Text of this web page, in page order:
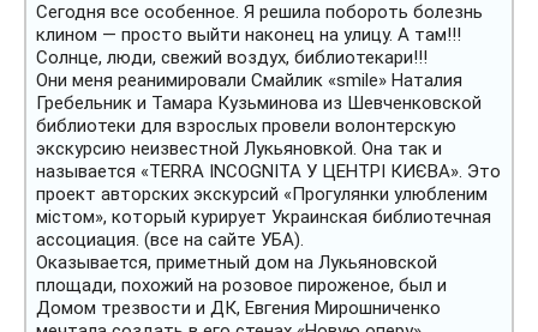
Сегодня все особенное. Я решила побороть болезнь
клином — просто выйти наконец на улицу. А там!!!
Солнце, люди, свежий воздух, библиотекари!!!
Они меня реанимировали Смайлик «smile» Наталия
Гребельник и Тамара Кузьминова из Шевченковской
библиотеки для взрослых провели волонтерскую
экскурсию неизвестной Лукьяновкой. Она так и
называется «TERRA INCOGNITA У ЦЕНТРІ КИЄВА». Это
проект авторских экскурсий «Прогулянки улюбленим
містом», который курирует Украинская библиотечная
ассоциация. (все на сайте УБА).
Оказывается, приметный дом на Лукьяновской
площади, похожий на розовое пироженое, был и
Домом трезвости и ДК, Евгения Мирошниченко